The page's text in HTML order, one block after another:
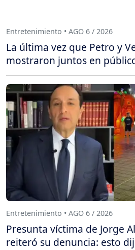
Entretenimiento • AGO 6 / 2026
La última vez que Petro y
mostraron juntos en
Entretenimiento • AGO 6 / 2026
Presunta víctima de Jorge
reiteró su denuncia: esto